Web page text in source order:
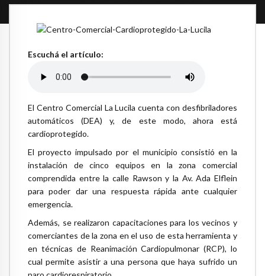
Escuchá el artículo:
El Centro Comercial La Lucila cuenta con desfibriladores
automáticos (DEA) y, de este modo, ahora está
cardioprotegido.
El proyecto impulsado por el municipio consistió en la
instalación de cinco equipos en la zona comercial
comprendida entre la calle Rawson y la Av. Ada Elflein
para poder dar una respuesta rápida ante cualquier
emergencia.
Además, se realizaron capacitaciones para los vecinos y
comerciantes de la zona en el uso de esta herramienta y
en técnicas de Reanimación Cardiopulmonar (RCP), lo
cual permite asistir a una persona que haya sufrido un